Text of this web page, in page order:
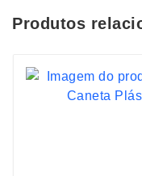
Produtos